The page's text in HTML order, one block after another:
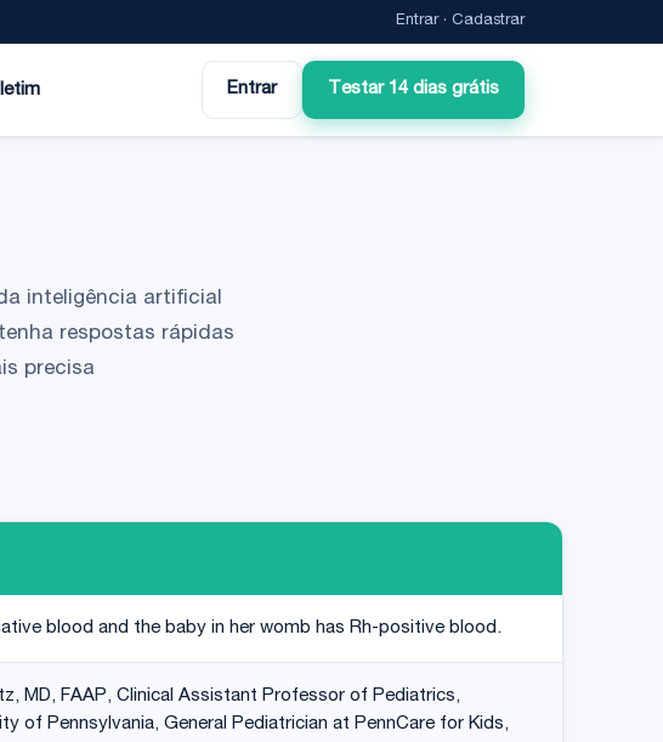
Entrar· Cadastrar
Entrar Testar 14 dias grátis
inteligência artificial
respostas rápidas
precisa
blood and the baby in her womb has Rh-positive blood.
MD, FAAP, Clinical Assistant Professor of Pediatrics,
of Pennsylvania, General Pediatrician at PennCare for Kids,